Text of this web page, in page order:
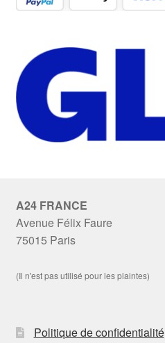
A24 FRANCE
Avenue Félix Faure
75015 Paris
(Il n'est pas utilisé pour les plaintes)
Politique de confidentialité